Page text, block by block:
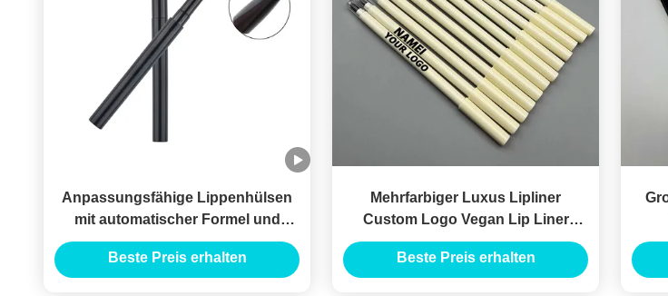
Anpassungsfähige Lippenhülsen
mit automatischer Formel und
Kunststoffdesign
Beste Preis erhalten
Mehrfarbiger Luxus Lipliner
Custom Logo Vegan Lip Liner
Bleistift Privatetikett Lip Liner
Bleistiftbehälter mit Lippenbürste
Beste Preis erhalten